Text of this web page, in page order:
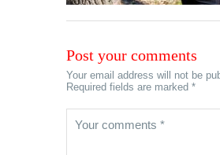
Post your comments
Your email address will not be
Required fields are marked *